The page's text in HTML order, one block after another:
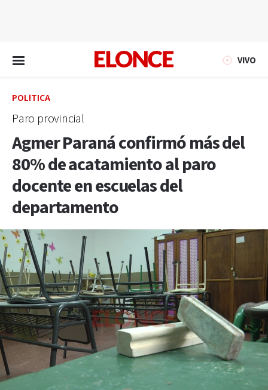
VIVO
POLÍTICA
Paro provincial
Agmer Paraná confirmó más del
80% de acatamiento al paro
docente en escuelas del
departamento